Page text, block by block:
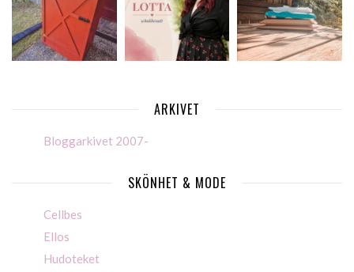
ARKIVET
Bloggarkivet 2007-
SKÖNHET & MODE
Cellbes
Ellos
Hudoteket